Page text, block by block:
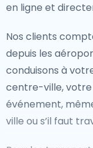
en ligne et
Nos clients
depuis les
conduisons à
centre-ville, votre
événement,
ville ou s’il faut